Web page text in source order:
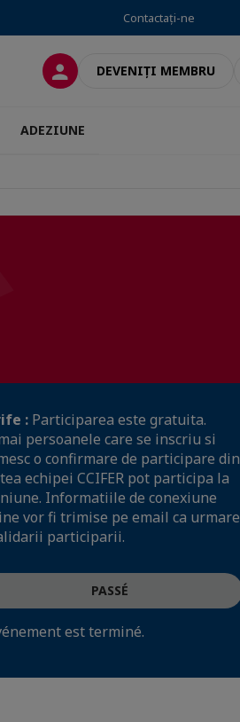
Contactați-ne
CONECTAREDEVENIȚI MEMBRU
ADEZIUNE
: Participarea este gratuita.
persoanele care se inscriu si
o confirmare de participare din
echipei CCIFER pot participa la
Informatiile de conexiune
vor fi trimise pe email ca urmare
participarii.
PASSÉ
est terminé.